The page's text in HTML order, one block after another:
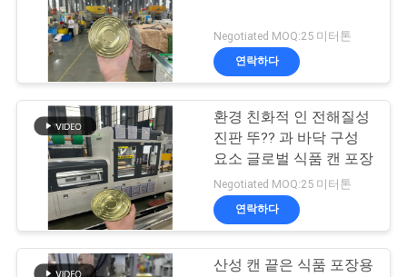
직류 전기로 자극된
알루미늄 박판
6
Negotiated MOQ:25 미터톤
연락하다
환경 친화적 인 전해질성
진판 뚜?? 과 바닥 구성
요소 글로벌 식품 캔 포장
Negotiated MOQ:25 미터톤
연락하다
산성 캔 끝은 식품 포장용